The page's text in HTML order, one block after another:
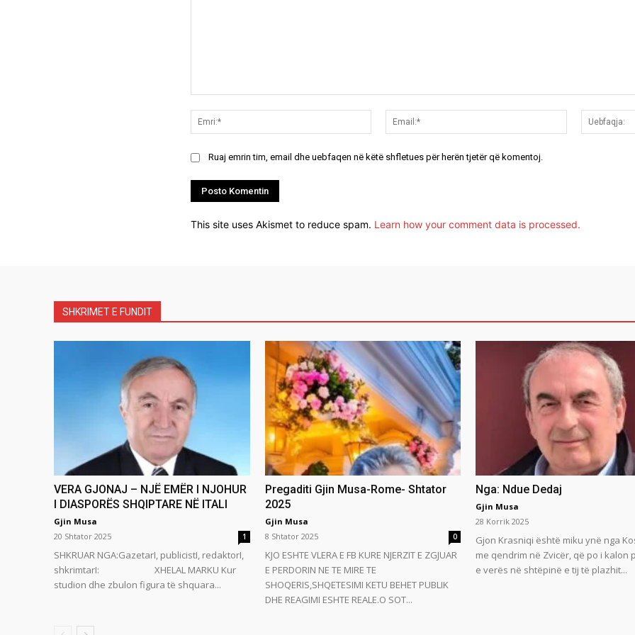
Emri:*
Email:*
Ruaj emrin tim, email dhe uebfaqen në këtë shfletues për herën tjetër që komentoj.
This site uses Akismet to reduce spam. Learn how your comment data is processed.
SHKRIMET E FUNDIT
VERA GJONAJ – NJË EMËR I NJOHUR
I DIASPORËS SHQIPTARE NË ITALI
Gjin Musa
20 Shtator 2025
1
SHKRUAR NGA:GazetarI, publicistI, redaktorI,
shkrimtarI: XHELAL MARKU Kur
studion dhe zbulon figura të shquara...
Pregaditi Gjin Musa-Rome- Shtator
2025
Gjin Musa
8 Shtator 2025
0
KJO ESHTE VLERA E FB KURE NJERZIT E ZGJUAR
E PERDORIN NE TE MIRE TE
SHOQERIS,SHQETESIMI KETU BEHET PUBLIK
DHE REAGIMI ESHTE REALE.O SOT...
Nga: Ndue Dedaj
Gjin Musa
28 Korrik 2025
Gjon Krasniqi është miku ynë nga
me qendrim në Zvicër, që po i kalon
e verës në shtëpinë e tij të plazhit...